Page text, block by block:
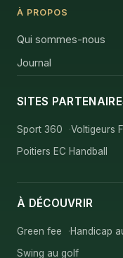
À PROPOS
Qui sommes-nous
Journal
SITES
Sport 360 Voltigeurs
Poitiers EC Handball
À DÉCOUVRIR
Green fee Handicap
Swing au golf